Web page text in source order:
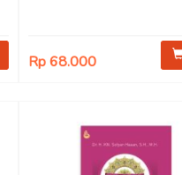
Rp 68.000